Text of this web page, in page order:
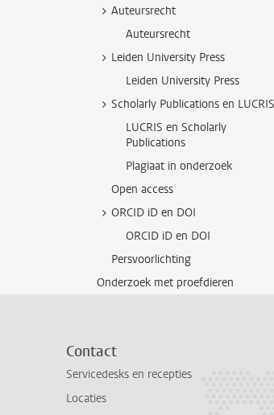
Auteursrecht
Auteursrecht
Leiden University Press
Leiden University Press
Scholarly Publications en LUCRIS
LUCRIS en Scholarly
Publications
Plagiaat in onderzoek
Open access
ORCID iD en DOI
ORCID iD en DOI
Persvoorlichting
Onderzoek met proefdieren
Contact
Servicedesks en recepties
Locaties